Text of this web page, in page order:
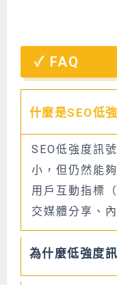
FAQ
什麼是SEO低
SEO低強度訊
小，但仍然能
用戶互動指標
交媒體分享、
為什麼低強度